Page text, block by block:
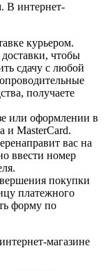
В интернет-
курьером.
чтобы
сдачу с любой
получаете
или оформлении в
и MasterCard.
вас на
ввести номер
покупки
платежного
форму по
магазине